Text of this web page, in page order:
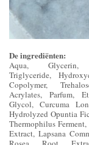
De ingrediënten:
Aqua, Glycerin,
Triglyceride,
Copolymer,
Acrylates, Parfum,
Glycol, Curcuma
Hydrolyzed Opuntia
Thermophilus
Extract, Lapsana